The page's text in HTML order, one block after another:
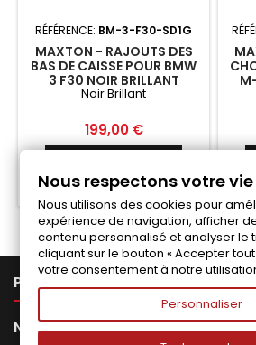
RÉFÉRENCE: BM-3-F30-SD1G
MAXTON - RAJOUTS DES
BAS DE CAISSE POUR BMW
3 F30 NOIR BRILLANT
Noir Brillant
Prix
199,00 €
Fabriqué a la commande 
PRODUITS
NOTRE SOCIÉTÉ
Nous respectons votre
Nous utilisons des cookies pour
expérience de navigation, afficher
contenu personnalisé et analyser le
cliquant sur le bouton « Accepter
votre consentement à notre
Personnaliser